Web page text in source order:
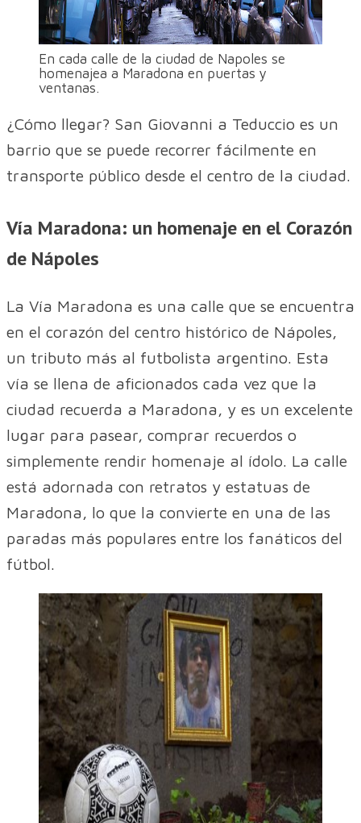
En cada calle de la ciudad de Napoles se
homenajea a Maradona en puertas y
ventanas.
¿Cómo llegar? San Giovanni a Teduccio es un
barrio que se puede recorrer fácilmente en
transporte público desde el centro de la ciudad.
Vía Maradona: un homenaje en el Corazón
de Nápoles
La Vía Maradona es una calle que se encuentra
en el corazón del centro histórico de Nápoles,
un tributo más al futbolista argentino. Esta
vía se llena de aficionados cada vez que la
ciudad recuerda a Maradona, y es un excelente
lugar para pasear, comprar recuerdos o
simplemente rendir homenaje al ídolo. La calle
está adornada con retratos y estatuas de
Maradona, lo que la convierte en una de las
paradas más populares entre los fanáticos del
fútbol.